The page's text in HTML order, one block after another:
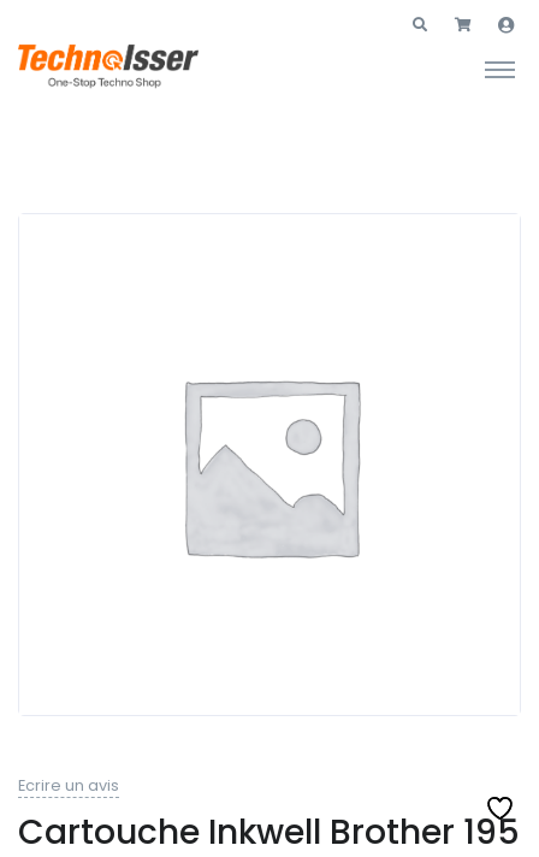
Ecrire un avis
Cartouche Inkwell Brother 195